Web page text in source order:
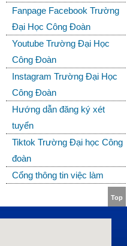
Fanpage Facebook Trường
Đại Học Công Đoàn
Youtube Trường Đại Học
Công Đoàn
Instagram Trường Đại Học
Công Đoàn
Hướng dẫn đăng ký xét
tuyển
Tiktok Trường Đại học Công
đoàn
Cổng thông tin việc làm
Top